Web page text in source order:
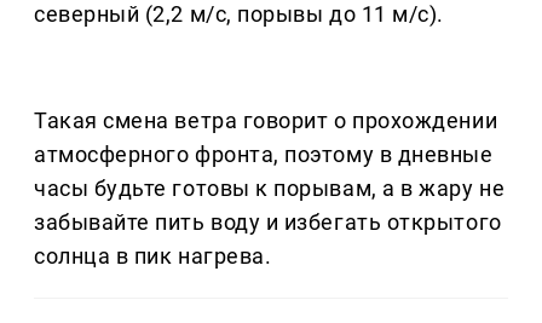
северный (2,2 м/с, порывы до 11 м/с).
Такая смена ветра говорит о прохождении
атмосферного фронта, поэтому в дневные
часы будьте готовы к порывам, а в жару не
забывайте пить воду и избегать открытого
солнца в пик нагрева.